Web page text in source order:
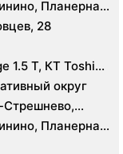
Планерная,
Сходненская,
28
1.5 Т, КТ Toshiba
округ
Стрешнево,
Планерная,